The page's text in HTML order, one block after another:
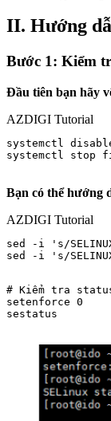
II. Hướng
Bước 1: Kiểm
Đầu tiên bạn hãy
AZDIGI Tutorial
systemctl
systemctl stop
Bạn có thể hướng
AZDIGI Tutorial
sed -i 's/
sed -i 's/
# Kiểm tra
setenforce 0
sestatus